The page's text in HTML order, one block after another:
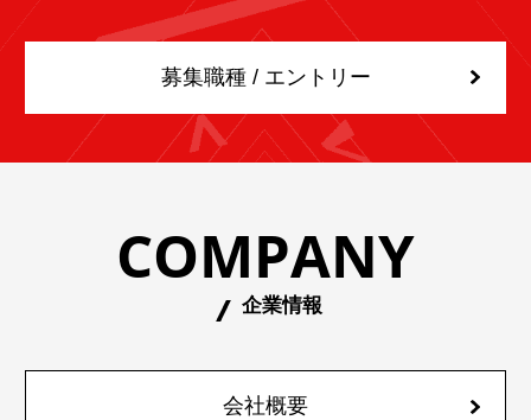
募集職種 / エントリー
COMPANY
企業情報
会社概要